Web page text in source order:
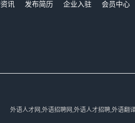
讯 发布简历 企业入驻 会员中心
外语人才网,外语招聘网,外语人才招聘,外语翻